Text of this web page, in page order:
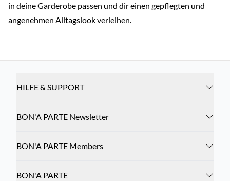
in deine Garderobe passen und dir einen gepflegten und
angenehmen Alltagslook verleihen.
HILFE & SUPPORT
BON'A PARTE Newsletter
BON'A PARTE Members
BON'A PARTE